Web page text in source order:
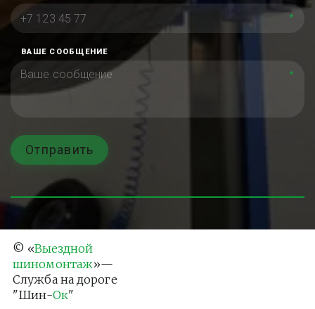
*
ВАШЕ СООБЩЕНИЕ
*
Отправить
© «Выездной
шиномонтаж»—
Служба на дороге
"Шин-Ок"